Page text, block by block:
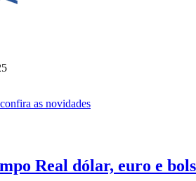
confira as novidades
Real dólar, euro e